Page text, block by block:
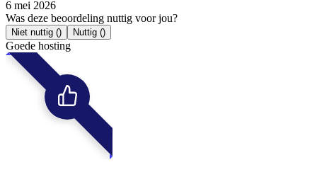
6 mei 2026
Was deze beoordeling nuttig voor jou?
Niet nuttig () Nuttig ()
Goede hosting